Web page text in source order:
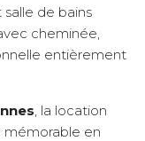
salle de bains
cheminée,
entièrement
, la location
mémorable en